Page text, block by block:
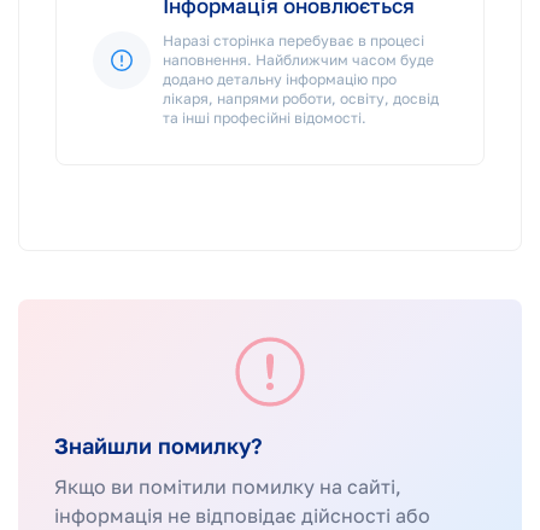
Інформація оновлюється
Наразі сторінка перебуває в процесі
наповнення. Найближчим часом буде
додано детальну інформацію про
лікаря, напрями роботи, освіту, досвід
та інші професійні відомості.
Знайшли помилку?
Якщо ви помітили помилку на сайті,
інформація не відповідає дійсності або